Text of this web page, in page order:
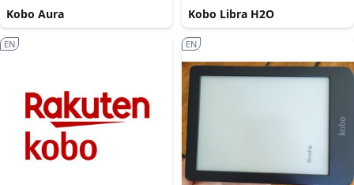
Kobo Aura Kobo Libra H2O
EN EN